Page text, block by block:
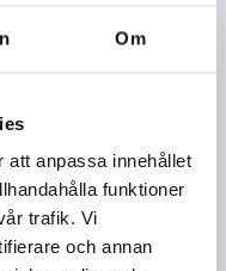
Om
att anpassa innehållet
funktioner
trafik. Vi
och annan
L=45, A bei H
B1=8,1